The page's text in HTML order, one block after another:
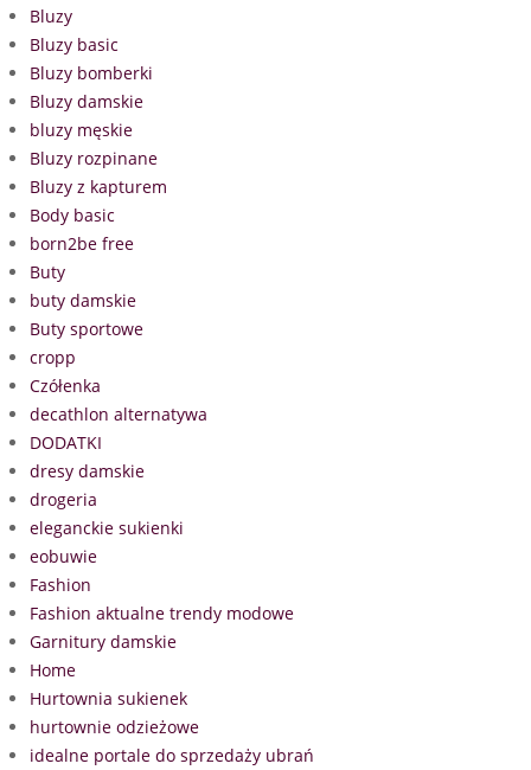
Bluzy
Bluzy basic
Bluzy bomberki
Bluzy damskie
bluzy męskie
Bluzy rozpinane
Bluzy z kapturem
Body basic
born2be free
Buty
buty damskie
Buty sportowe
cropp
Czółenka
decathlon alternatywa
DODATKI
dresy damskie
drogeria
eleganckie sukienki
eobuwie
Fashion
Fashion aktualne trendy modowe
Garnitury damskie
Home
Hurtownia sukienek
hurtownie odzieżowe
idealne portale do sprzedaży ubrań